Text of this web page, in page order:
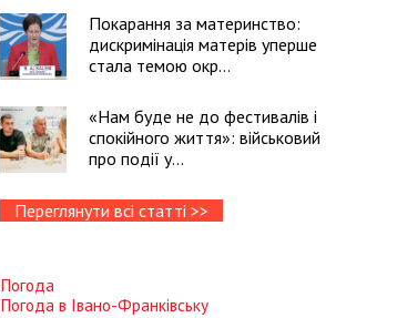
Покарання за материнство:
дискримінація матерів уперше
стала темою окр...
«Нам буде не до фестивалів і
спокійного життя»: військовий
про події у...
Переглянути всі статті >>
Погода
Погода в Івано-Франківську